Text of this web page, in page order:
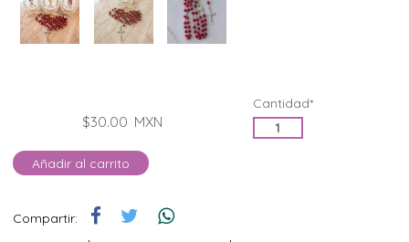
$30.00 MXN
Cantidad*
Añadir al carrito
Compartir: